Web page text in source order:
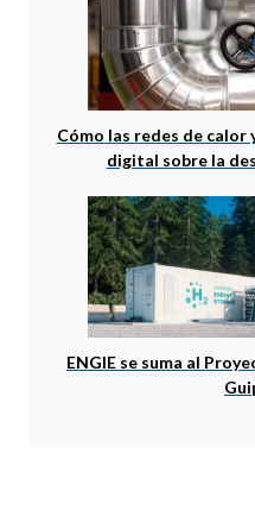
Cómo las redes de
digital sobre la
ENGIE se suma al